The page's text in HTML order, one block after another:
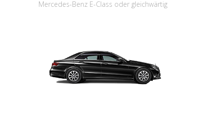
Mercedes-Benz E-Class oder gleichwärtig